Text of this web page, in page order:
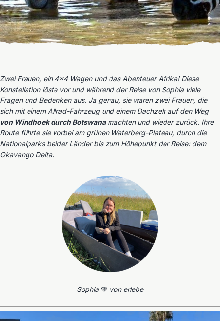
Zwei Frauen, ein 4×4 Wagen und das Abenteuer Afrika! Diese
Konstellation löste vor und während der Reise von Sophia viele
Fragen und Bedenken aus. Ja genau, sie waren zwei Frauen, die
sich mit einem Allrad-Fahrzeug und einem Dachzelt auf den Weg
von Windhoek durch Botswanamachten und wieder zurück. Ihre
Route führte sie vorbei am grünen Waterberg-Plateau, durch die
Nationalparks beider Länder bis zum Höhepunkt der Reise: dem
Okavango Delta.
Sophia💚 von erlebe